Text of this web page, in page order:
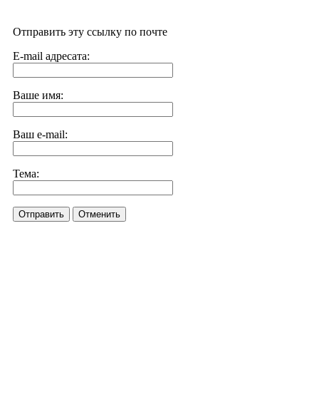
Отправить эту ссылку по почте
E-mail адресата:
Ваше имя:
Ваш e-mail:
Тема:
Отправить Отменить